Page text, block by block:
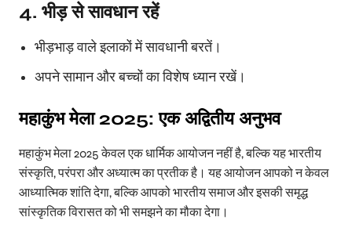
4. भीड़ से सावधान रहें
भीड़भाड़ वाले इलाकों में सावधानी बरतें।
अपने सामान और बच्चों का विशेष ध्यान रखें।
महाकुंभ मेला2025:एक अद्वितीय अनुभव
महाकुंभ मेला 2025 केवल एक धार्मिक आयोजन नहीं है, बल्कि यह भारतीय
संस्कृति, परंपरा और अध्यात्म का प्रतीक है। यह आयोजन आपको न केवल
आध्यात्मिक शांति देगा, बल्कि आपको भारतीय समाज और इसकी समृद्ध
सांस्कृतिक विरासत को भी समझने का मौका देगा।